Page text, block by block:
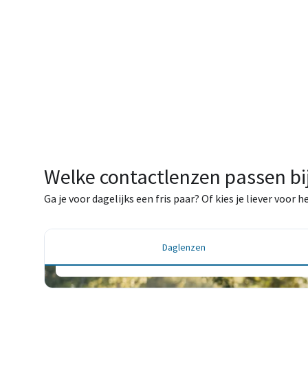
Welke contactlenzen passen
Ga je voor dagelijks een fris paar? Of kies je liever
Daglenzen
Daglenzen
Elke dag een frisse start – voor maximale